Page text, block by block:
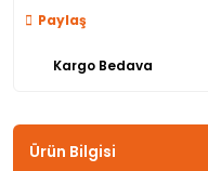
Paylaş
Kargo Bedava
Ürün Bilgisi